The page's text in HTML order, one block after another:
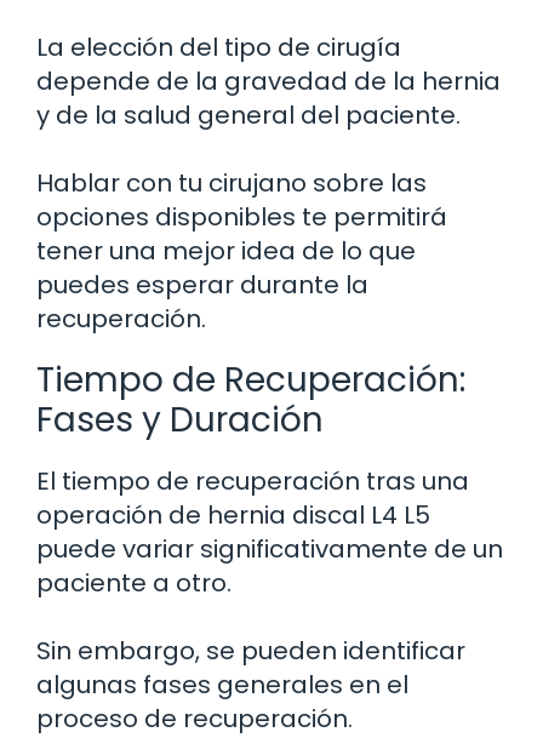
La elección del tipo de cirugía
depende de la gravedad de la hernia
y de la salud general del paciente.
Hablar con tu cirujano sobre las
opciones disponibles te permitirá
tener una mejor idea de lo que
puedes esperar durante la
recuperación.
Tiempo de Recuperación:
Fases y Duración
El tiempo de recuperación tras una
operación de hernia discal L4 L5
puede variar significativamente de un
paciente a otro.
Sin embargo, se pueden identificar
algunas fases generales en el
proceso de recuperación.